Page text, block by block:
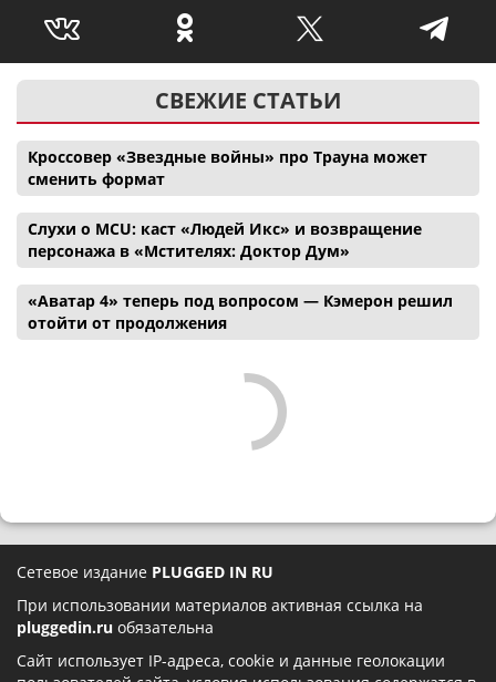
СВЕЖИЕ СТАТЬИ
Кроссовер «Звездные войны» про Трауна может
сменить формат
Слухи о MCU: каст «Людей Икс» и возвращение
персонажа в «Мстителях: Доктор Дум»
«Аватар 4» теперь под вопросом — Кэмерон решил
отойти от продолжения
Сетевое издание PLUGGED IN RU
При использовании материалов активная ссылка на
pluggedin.ru обязательна
Сайт использует IP-адреса, cookie и данные геолокации